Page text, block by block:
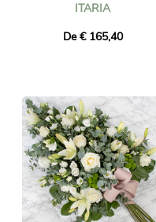
ITARIA
De € 165,40